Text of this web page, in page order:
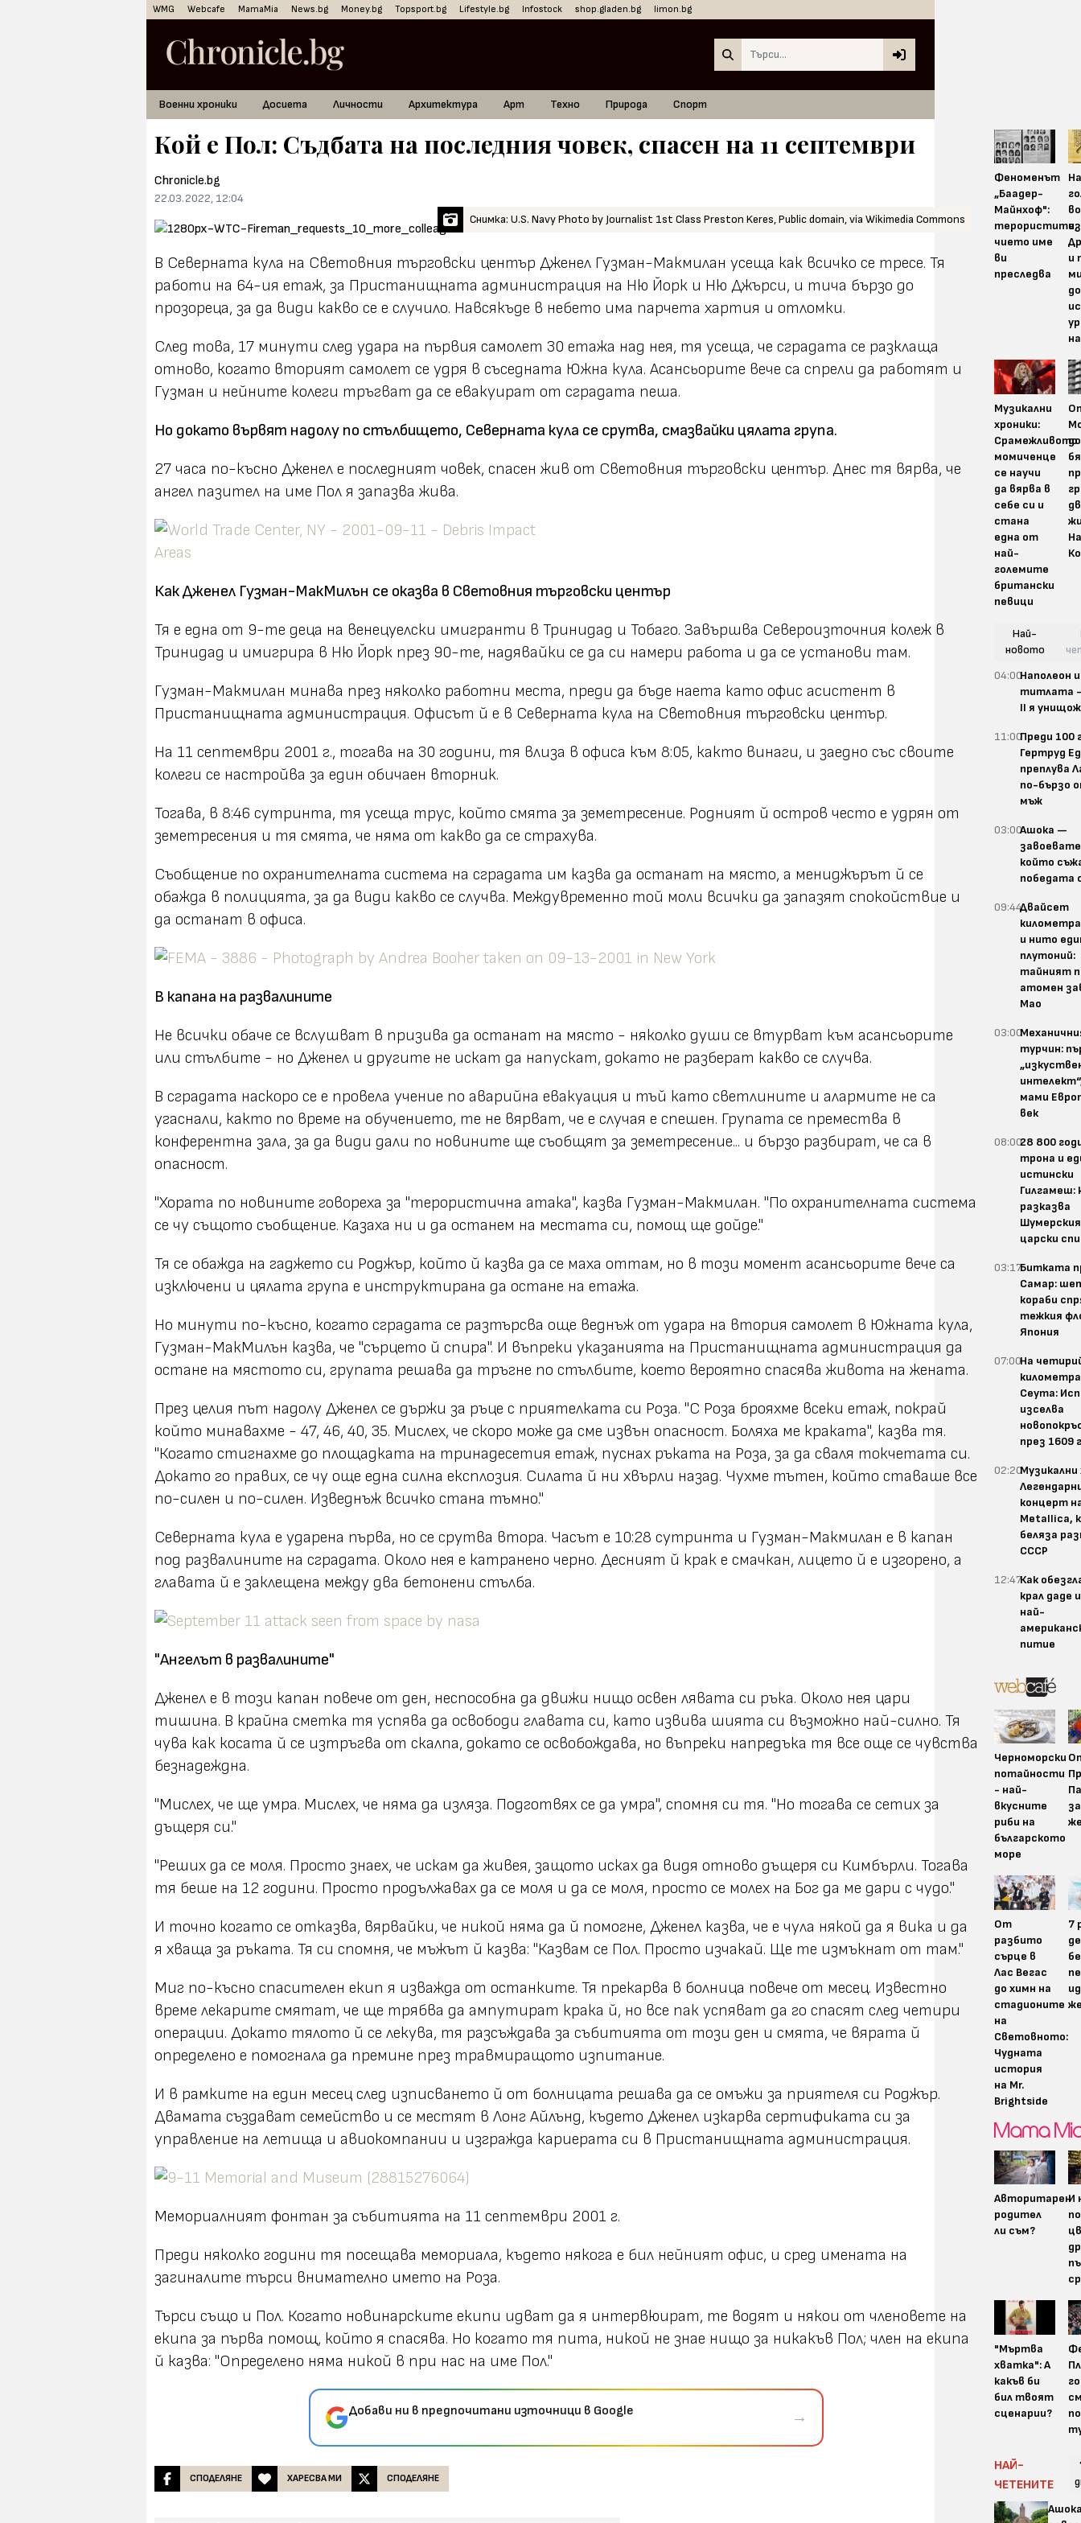
WMG Webcafe MamaMia News.bg Money.bg Topsport.bg Lifestyle.bg Infostock shop.gladen.bg limon.bg
Военни хроники Досиета Личности Архитектура Арт Техно Природа Спорт
Кой е Пол: Съдбата на последния човек, спасен на 11 септември
Chronicle.bg
22.03.2022, 12:04
Снимка: U.S. Navy Photo by Journalist 1st Class Preston Keres, Public domain, via Wikimedia Commons
В Северната кула на Световния търговски център Дженел Гузман-Макмилан усеща как всичко се тресе. Тя
работи на 64-ия етаж, за Пристанищната администрация на Ню Йорк и Ню Джърси, и тича бързо до
прозореца, за да види какво се е случило. Навсякъде в небето има парчета хартия и отломки.
След това, 17 минути след удара на първия самолет 30 етажа над нея, тя усеща, че сградата се разклаща
отново, когато вторият самолет се удря в съседната Южна кула. Асансьорите вече са спрели да работят и
Гузман и нейните колеги тръгват да се евакуират от сградата пеша.
Но докато вървят надолу по стълбището, Северната кула се срутва, смазвайки цялата група.
27 часа по-късно Дженел е последният човек, спасен жив от Световния търговски център. Днес тя вярва, че
ангел пазител на име Пол я запазва жива.
Как Дженел Гузман-МакМилън се оказва в Световния търговски център
Тя е една от 9-те деца на венецуелски имигранти в Тринидад и Тобаго. Завършва Североизточния колеж в
Тринидад и имигрира в Ню Йорк през 90-те, надявайки се да си намери работа и да се установи там.
Гузман-Макмилан минава през няколко работни места, преди да бъде наета като офис асистент в
Пристанищната администрация. Офисът й е в Северната кула на Световния търговски център.
На 11 септември 2001 г., тогава на 30 години, тя влиза в офиса към 8:05, както винаги, и заедно със своите
колеги се настройва за един обичаен вторник.
Тогава, в 8:46 сутринта, тя усеща трус, който смята за земетресение. Родният й остров често е удрян от
земетресения и тя смята, че няма от какво да се страхува.
Съобщение по охранителната система на сградата им казва да останат на място, а мениджърът й се
обажда в полицията, за да види какво се случва. Междувременно той моли всички да запазят спокойствие и
да останат в офиса.
В капана на развалините
Не всички обаче се вслушват в призива да останат на място - няколко души се втурват към асансьорите
или стълбите - но Дженел и другите не искат да напускат, докато не разберат какво се случва.
В сградата наскоро се е провела учение по аварийна евакуация и тъй като светлините и алармите не са
угаснали, както по време на обучението, те не вярват, че е случая е спешен. Групата се премества в
конферентна зала, за да види дали по новините ще съобщят за земетресение... и бързо разбират, че са в
опасност.
"Хората по новините говореха за "терористична атака", казва Гузман-Макмилан. "По охранителната система
се чу същото съобщение. Казаха ни и да останем на местата си, помощ ще дойде."
Тя се обажда на гаджето си Роджър, който й казва да се маха оттам, но в този момент асансьорите вече са
изключени и цялата група е инструктирана да остане на етажа.
Но минути по-късно, когато сградата се разтърсва още веднъж от удара на втория самолет в Южната кула,
Гузман-МакМилън казва, че "сърцето й спира". И въпреки указанията на Пристанищната администрация да
остане на мястото си, групата решава да тръгне по стълбите, което вероятно спасява живота на жената.
През целия път надолу Дженел се държи за ръце с приятелката си Роза. "С Роза брояхме всеки етаж, покрай
който минавахме - 47, 46, 40, 35. Мислех, че скоро може да сме извън опасност. Боляха ме краката", казва тя.
"Когато стигнахме до площадката на тринадесетия етаж, пуснах ръката на Роза, за да сваля токчетата си.
Докато го правих, се чу още една силна експлозия. Силата й ни хвърли назад. Чухме тътен, който ставаше все
по-силен и по-силен. Изведнъж всичко стана тъмно."
Северната кула е ударена първа, но се срутва втора. Часът е 10:28 сутринта и Гузман-Макмилан е в капан
под развалините на сградата. Около нея е катранено черно. Десният й крак е смачкан, лицето й е изгорено, а
главата й е заклещена между два бетонени стълба.
"Ангелът в развалините"
Дженел е в този капан повече от ден, неспособна да движи нищо освен лявата си ръка. Около нея цари
тишина. В крайна сметка тя успява да освободи главата си, като извива шията си възможно най-силно. Тя
чува как косата й се изтръгва от скалпа, докато се освобождава, но въпреки напредъка тя все още се чувства
безнадеждна.
"Мислех, че ще умра. Мислех, че няма да изляза. Подготвях се да умра", спомня си тя. "Но тогава се сетих за
дъщеря си."
"Реших да се моля. Просто знаех, че искам да живея, защото исках да видя отново дъщеря си Кимбърли. Тогава
тя беше на 12 години. Просто продължавах да се моля и да се моля, просто се молех на Бог да ме дари с чудо."
И точно когато се отказва, вярвайки, че никой няма да й помогне, Дженел казва, че е чула някой да я вика и да
я хваща за ръката. Тя си спомня, че мъжът й казва: "Казвам се Пол. Просто изчакай. Ще те измъкнат от там."
Миг по-късно спасителен екип я изважда от останките. Тя прекарва в болница повече от месец. Известно
време лекарите смятат, че ще трябва да ампутират крака й, но все пак успяват да го спасят след четири
операции. Докато тялото й се лекува, тя разсъждава за събитията от този ден и смята, че вярата й
определено е помогнала да премине през травмиращото изпитание.
И в рамките на един месец след изписването й от болницата решава да се омъжи за приятеля си Роджър.
Двамата създават семейство и се местят в Лонг Айлънд, където Дженел изкарва сертификата си за
управление на летища и авиокомпании и изгражда кариерата си в Пристанищната администрация.
Mемориалният фонтан за събитията на 11 септември 2001 г.
Преди няколко години тя посещава мемориалa, където някога е бил нейният офис, и сред имената на
загиналите търси внимателно името на Роза.
Търси също и Пол. Когато новинарските екипи идват да я интервюират, те водят и някои от членовете на
екипа за първа помощ, който я спасява. Но когато тя пита, никой не знае нищо за никакъв Пол; член на екипа
й казва: "Определено няма никой в ​​при нас на име Пол."
Добави ни в предпочитани източници в Google →
СПОДЕЛЯНЕ ХАРЕСВА МИ СПОДЕЛЯНЕ
Феноменът
„Баадер-
Майнхоф":
терористите,
чието име
ви
преследва
и
Музикални
хроники:
Срамежливото
момиченце
се научи
да вярва в
себе си и
стана
една от
най-
големите
британски
певици
до
Най-
новото
04:00Наполеон
титлата
II я
11:00Преди 100
Гертруд
преплува
по-бързо
мъж
03:00Ашока —
който
победата
09:44Двайсет
и нито
плутоний:
тайният
атомен
Мао
03:00
турчин:
мами
век
08:0028 800
трона и
истински
Гилгамеш:
разказва
царски
03:17Битката
Самар:
кораби
тежкия
Япония
07:00На
Сеута:
изселва
през 1609
02:20Музикални
концерт
Metallica,
беляза
СССР
12:47Как
крал даде
най-
питие
Черноморски
потайности
- най-
вкусните
риби на
българското
море
От
разбито
сърце в
Лас Вегас
до химн на
стадионите
на
Световното:
Чудната
история
на Mr.
Brightside
7
Авторитарен
родител
ли съм?
И
"Мъртва
хватка": А
какъв би
бил твоят
сценарии?
НАЙ-
ЧЕТЕНИТЕ